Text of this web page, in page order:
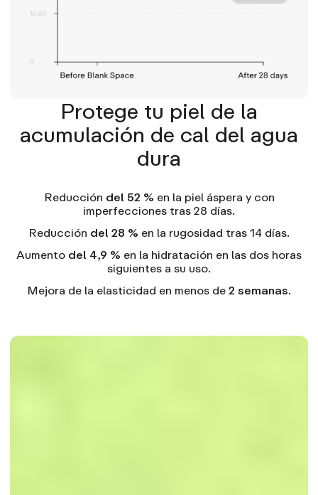
Protege tu piel de la
acumulación de cal del agua
dura
Reducción del 52 % en la piel áspera y con
imperfecciones tras 28 días.
Reducción del 28 % en la rugosidad tras 14 días.
Aumento del 4,9 % en la hidratación en las dos horas
siguientes a su uso.
Mejora de la elasticidad en menos de 2 semanas.